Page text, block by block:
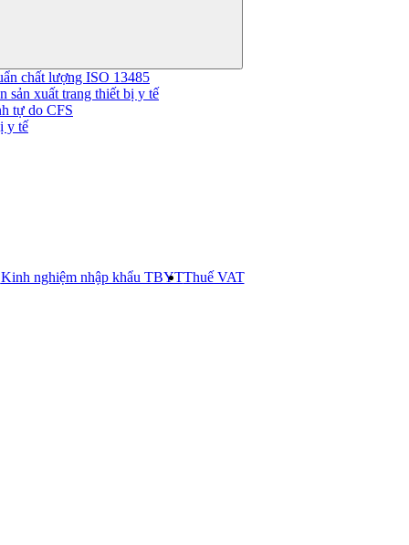
chất lượng ISO 13485
sản xuất trang thiết bị y tế
tự do CFS
y tế
Kinh nghiệm nhập khẩu TBYTThuế VAT